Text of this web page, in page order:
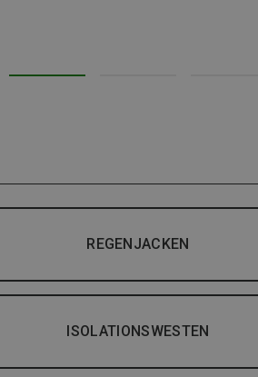
REGENJACKEN
ISOLATIONSWESTEN